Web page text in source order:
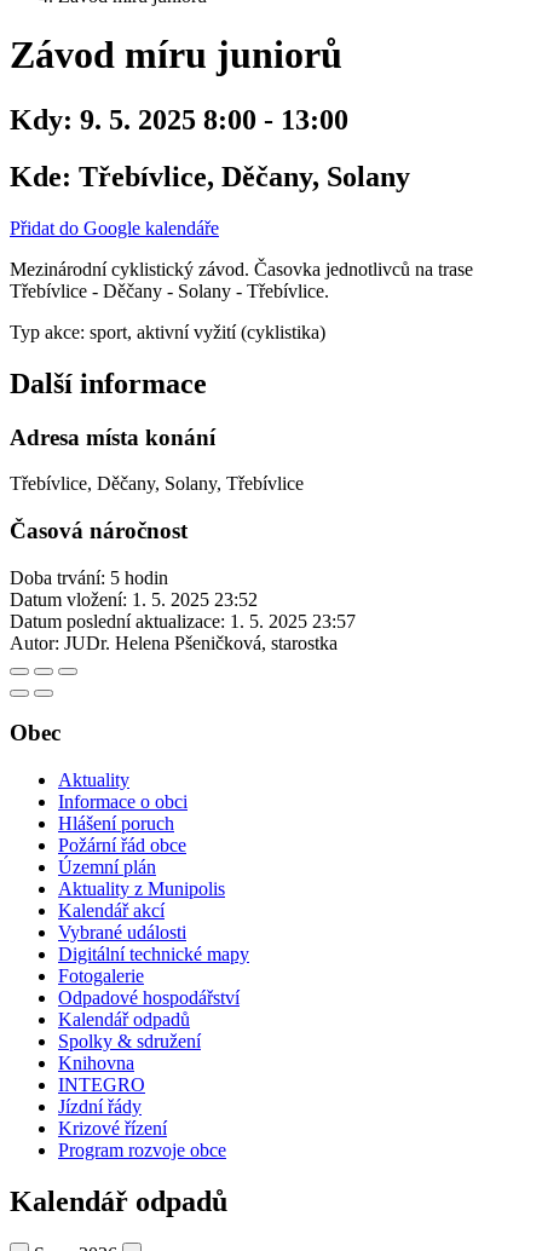
Závod míru juniorů
Kdy: 9. 5. 2025 8:00 - 13:00
Kde: Třebívlice, Děčany, Solany
Přidat do Google kalendáře
Mezinárodní cyklistický závod. Časovka jednotlivců na trase
Třebívlice - Děčany - Solany - Třebívlice.
Typ akce: sport, aktivní vyžití (cyklistika)
Další informace
Adresa místa konání
Třebívlice, Děčany, Solany, Třebívlice
Časová náročnost
Doba trvání: 5 hodin
Datum vložení: 1. 5. 2025 23:52
Datum poslední aktualizace: 1. 5. 2025 23:57
Autor: JUDr. Helena Pšeničková, starostka
Obec
Aktuality
Informace o obci
Hlášení poruch
Požární řád obce
Územní plán
Aktuality z Munipolis
Kalendář akcí
Vybrané události
Digitální technické mapy
Fotogalerie
Odpadové hospodářství
Kalendář odpadů
Spolky & sdružení
Knihovna
INTEGRO
Jízdní řády
Krizové řízení
Program rozvoje obce
Kalendář odpadů